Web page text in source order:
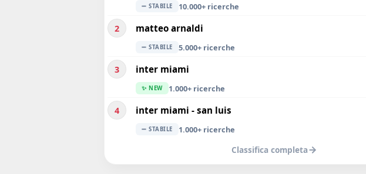
➖ STABILE 10.000+ ricerche
2 matteo arnaldi
➖ STABILE 5.000+ ricerche
3 inter miami
✨ NEW 1.000+ ricerche
4 inter miami - san luis
➖ STABILE 1.000+ ricerche
Classifica completa